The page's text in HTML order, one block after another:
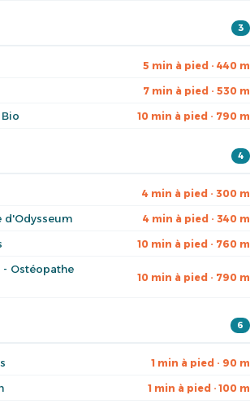
3
5 min à pied · 440 m
7 min à pied · 530 m
10 min à pied · 790 m
4
4 min à pied · 300 m
d'Odysseum 4 min à pied · 340 m
10 min à pied · 760 m
Ostéopathe
10 min à pied · 790 m
6
1 min à pied · 90 m
1 min à pied · 100 m